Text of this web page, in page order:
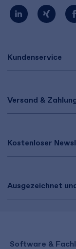
Kundenservice
Versand &
Kostenloser
Ausgezeichnet
Software &